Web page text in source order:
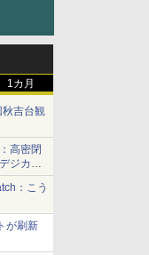
1カ月
秋吉台観
高密閉
ジカメ
：こう
が刷新